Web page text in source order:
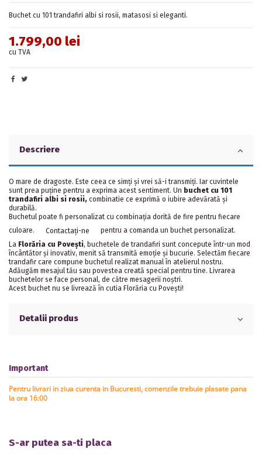
Buchet cu 101 trandafiri albi si rosii, matasosi si eleganti.
1.799,00 lei
cu TVA
Descriere
O mare de dragoste. Este ceea ce simţi şi vrei să-i transmiţi. Iar cuvintele
sunt prea puţine pentru a exprima acest sentiment. Un buchet cu 101
trandafiri albi si rosii, combinatie ce exprimă o iubire adevărată și
durabilă.
Buchetul poate fi personalizat cu combinația dorită de fire pentru fiecare
culoare.
Contactați-ne
pentru a comanda un buchet personalizat.
La Florăria cu Poveşti, buchetele de trandafiri sunt concepute într-un mod
încântător şi inovativ, menit să transmită emoţie şi bucurie. Selectăm fiecare
trandafir care compune buchetul realizat manual în atelierul nostru.
Adăugăm mesajul tău sau povestea creată special pentru tine. Livrarea
buchetelor se face personal, de către mesagerii noştri.
Acest buchet nu se livrează în cutia Florăria cu Poveşti!
Detalii produs
Important
Pentru livrari in ziua curenta in Bucuresti, comenzile trebuie plasate pana
la ora 16:00
S-ar putea sa-ti placa